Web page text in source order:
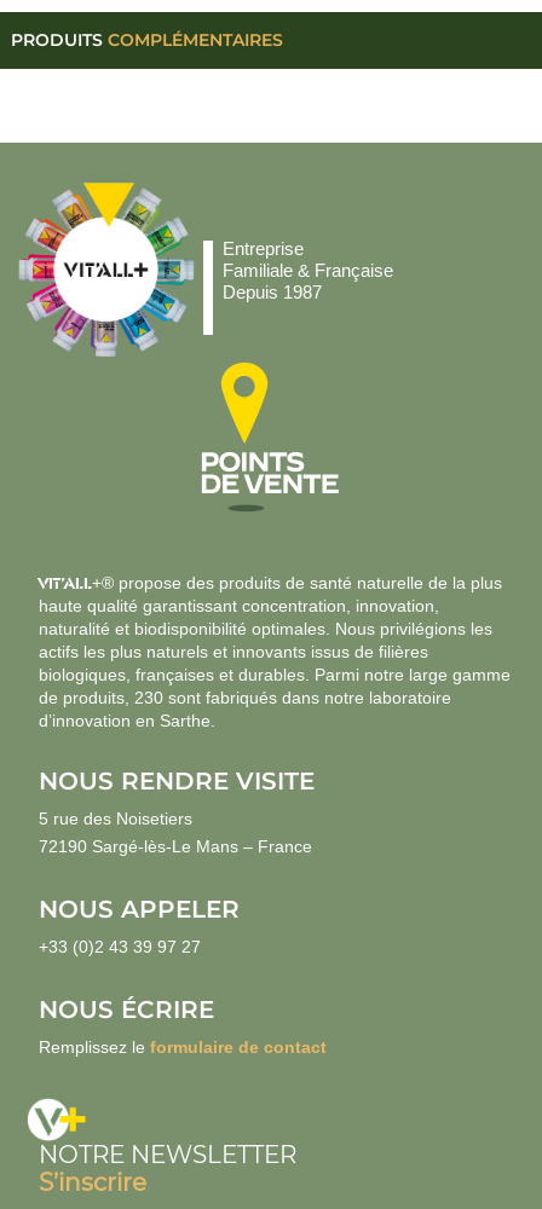
PRODUITS COMPLÉMENTAIRES
Entreprise
Familiale & Française
Depuis 1987
VIT’ALL+® propose des produits de santé naturelle de la plus
haute qualité garantissant concentration, innovation,
naturalité et biodisponibilité optimales. Nous privilégions les
actifs les plus naturels et innovants issus de filières
biologiques, françaises et durables. Parmi notre large gamme
de produits, 230 sont fabriqués dans notre laboratoire
d’innovation en Sarthe.
NOUS RENDRE VISITE
5 rue des Noisetiers
72190 Sargé-lès-Le Mans – France
NOUS APPELER
+33 (0)2 43 39 97 27
NOUS ÉCRIRE
Remplissez leformulaire de contact
NOTRE NEWSLETTER
S’inscrire